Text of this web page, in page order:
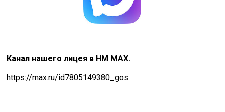
Канал нашего лицея в НМ MAX.
https://max.ru/id7805149380_gos